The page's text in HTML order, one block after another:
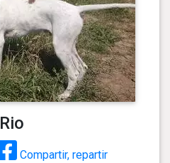
Rio
Compartir, repartir